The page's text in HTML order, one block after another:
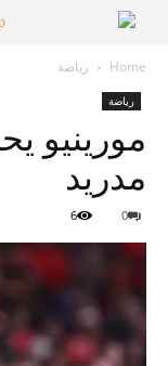
Home رياضة
رياضة
مورينيو
مدريد
0
6